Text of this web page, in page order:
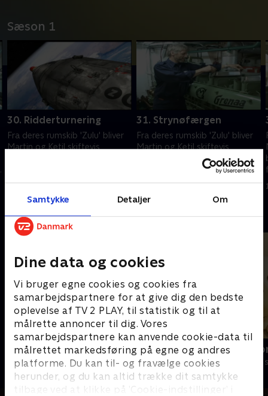
Samtykke Detaljer Om
Dine data og cookies
Vi bruger egne cookies og cookies fra
samarbejdspartnere for at give dig den bedste
oplevelse af TV 2 PLAY, til statistik og til at
målrette annoncer til dig. Vores
samarbejdspartnere kan anvende cookie-data til
målrettet markedsføring på egne og andres
platforme. Du kan til- og fravælge cookies
herunder, og du kan altid trække dit samtykke
tilbage ved at klikke på ’Cookie-indstillinger’ i
Sæson 1
30. Ridderturnering
Fra deres rumskib 'Zulu' bliver
Martin og Ketil skiftevis
der er vigtigt at vide noget om,
24. september 2004 • 14 min
31. Strynøfærgen
Fra deres rumskib 'Zulu' bliver
Martin og Ketil skiftevis
beamet ned på Jorden for at
fortælle børnene om alt, hvad
der er vigtigt at vide noget om,
11. oktober 2004 • 15 min
Andre så også
Miniteve: På bondegården
Børneserier • 1 sæsoner
Vip og
Børneserier • 1